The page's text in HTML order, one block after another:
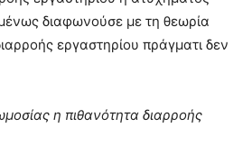
διαφωνούσε με τη θεωρία
εργαστηρίου πράγματι δεν
η πιθανότητα διαρροής